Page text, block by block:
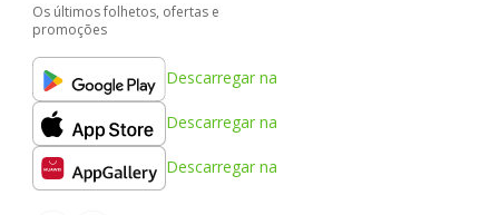
Os últimos folhetos, ofertas e
promoções
Descarregar na
Descarregar na
Descarregar na